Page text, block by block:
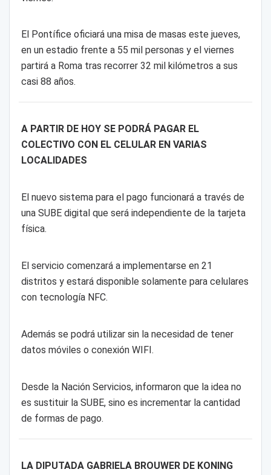
El Pontífice oficiará una misa de masas este jueves,
en un estadio frente a 55 mil personas y el viernes
partirá a Roma tras recorrer 32 mil kilómetros a sus
casi 88 años.
A PARTIR DE HOY SE PODRÁ PAGAR EL
COLECTIVO CON EL CELULAR EN VARIAS
LOCALIDADES
El nuevo sistema para el pago funcionará a través de
una SUBE digital que será independiente de la tarjeta
física.
El servicio comenzará a implementarse en 21
distritos y estará disponible solamente para celulares
con tecnología NFC.
Además se podrá utilizar sin la necesidad de tener
datos móviles o conexión WIFI.
Desde la Nación Servicios, informaron que la idea no
es sustituir la SUBE, sino es incrementar la cantidad
de formas de pago.
LA DIPUTADA GABRIELA BROUWER DE KONING